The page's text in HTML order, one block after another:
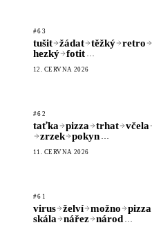
#63
tušit žádat těžký retro
hezký
fotit …
12. ČERVNA 2026
#62
taťka pizza trhat včela
zrzek
pokyn …
11. ČERVNA 2026
#61
virus želví možno pizza
skála
nářez národ …